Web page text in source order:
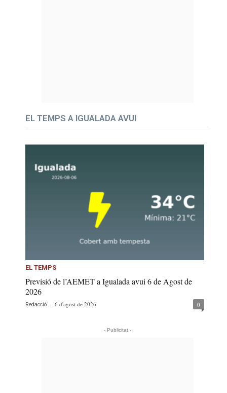
EL TEMPS A IGUALADA AVUI
EL TEMPS
Previsió de l’AEMET a Igualada avui 6 de Agost de
2026
Redacció - 6 d'agost de 2026 0
- Publicitat -